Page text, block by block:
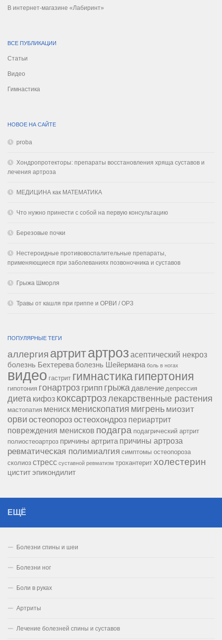
В интернет-магазине «Лабиринт»
ВСЕ ПУБЛИКАЦИИ
Статьи
Видео
Гимнастика
НОВОЕ НА САЙТЕ
proba
Хондропротекторы: препараты восстановления хряща суставов и
лечения артроза
МЕДИЦИНА как МАТЕМАТИКА
Что нужно принести с собой на первую консультацию
Березовые почки
Нестероидные противовоспалительные препараты,
применяющиеся при заболеваниях позвоночника и суставов
Грыжа Шморля
Травы от кашля при гриппе и ОРВИ / ОРЗ
ПОПУЛЯРНЫЕ ТЕГИ
аллергия артритартрозасептический некроз
болезнь Бехтерева болезнь Шейермана боль в ногах
видео гастрит гимнастикагипертония
гипотония гонартроз грипп грыжадавление депрессия
диета кифоз коксартрозлекарственные растения
мастопатия мениск менископатия мигрень миозит
орви остеопороз остеохондроз периартрит
повреждения менисков подагра подагрический артрит
полиостеоартроз причины артрита причины артроза
ревматическая полимиалгия симптомы остеопороза
сколиоз стресс суставной ревматизм трохантерит холестерин
циститэпикондилит
ЕЩЁ
Болезни спины и шеи
Болезни ног
Боли в руках
Артриты
Лечение болезней спины и суставов